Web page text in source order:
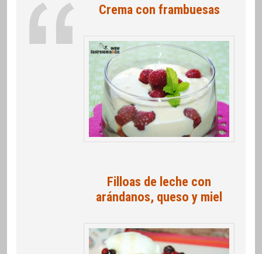
Crema con frambuesas
Filloas de leche con
arándanos, queso y miel